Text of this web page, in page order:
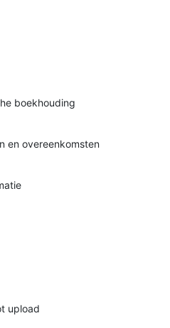
boekhouding
en overeenkomsten
upload